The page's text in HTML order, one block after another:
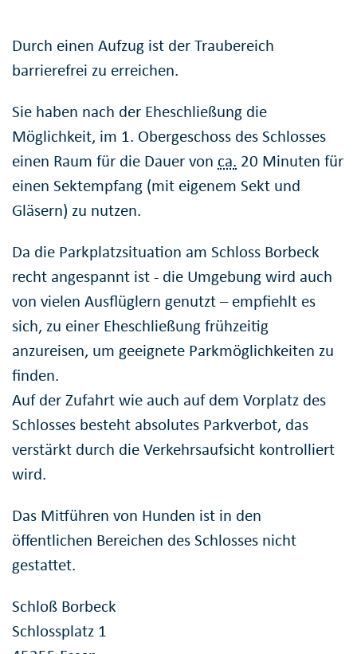
Durch einen Aufzug ist der Traubereich
barrierefrei zu erreichen.
Sie haben nach der Eheschließung die
Möglichkeit, im 1. Obergeschoss des Schlosses
einen Raum für die Dauer von ca. 20 Minuten für
einen Sektempfang (mit eigenem Sekt und
Gläsern) zu nutzen.
Da die Parkplatzsituation am Schloss Borbeck
recht angespannt ist - die Umgebung wird auch
von vielen Ausflüglern genutzt – empfiehlt es
sich, zu einer Eheschließung frühzeitig
anzureisen, um geeignete Parkmöglichkeiten zu
finden.
Auf der Zufahrt wie auch auf dem Vorplatz des
Schlosses besteht absolutes Parkverbot, das
verstärkt durch die Verkehrsaufsicht kontrolliert
wird.
Das Mitführen von Hunden ist in den
öffentlichen Bereichen des Schlosses nicht
gestattet.
Schloß Borbeck
Schlossplatz 1